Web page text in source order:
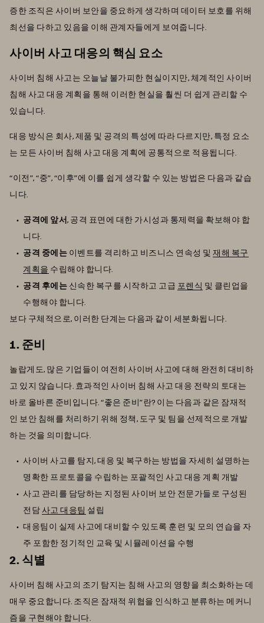
증한 조직은 사이버 보안을 중요하게 생각하며 데이터 보호를 위해
최선을 다하고 있음을 이해 관계자들에게 보여줍니다.
사이버 사고 대응의 핵심 요소
사이버 침해 사고는 오늘날 불가피한 현실이지만, 체계적인 사이버
침해 사고 대응 계획을 통해 이러한 현실을 훨씬 더 쉽게 관리할 수
있습니다.
대응 방식은 회사, 제품 및 공격의 특성에 따라 다르지만, 특정 요소
는 모든 사이버 침해 사고 대응 계획에 공통적으로 적용됩니다.
“이전”, “중”, “이후”에 이를 쉽게 생각할 수 있는 방법은 다음과 같습
니다.
공격에 앞서, 공격 표면에 대한 가시성과 통제력을 확보해야 합
니다.
공격 중에는 이벤트를 격리하고 비즈니스 연속성 및 재해 복구
계획을 수립해야 합니다.
공격 후에는 신속한 복구를 시작하고 고급 포렌식 및 클린업을
수행해야 합니다.
보다 구체적으로, 이러한 단계는 다음과 같이 세분화됩니다.
1. 준비
놀랍게도, 많은 기업들이 여전히 사이버 사고에 대해 완전히 대비하
고 있지 않습니다. 효과적인 사이버 침해 사고 대응 전략의 토대는
바로 올바른 준비입니다. “좋은 준비”란? 이는 다음과 같은 잠재적
인 보안 침해를 처리하기 위해 정책, 도구 및 팀을 선제적으로 개발
하는 것을 의미합니다.
사이버 사고를 탐지, 대응 및 복구하는 방법을 자세히 설명하는
명확한 프로토콜을 수립하는 포괄적인 사고 대응 계획 개발
사고 관리를 담당하는 지정된 사이버 보안 전문가들로 구성된
전담사고 대응팀 설립
대응팀이 실제 사고에 대비할 수 있도록 훈련 및 모의 연습을 자
주 포함한 정기적인 교육 및 시뮬레이션을 수행
2. 식별
사이버 침해 사고의 조기 탐지는 침해 사고의 영향을 최소화하는 데
매우 중요합니다. 조직은 잠재적 위협을 인식하고 분류하는 메커니
즘을 구현해야 합니다.